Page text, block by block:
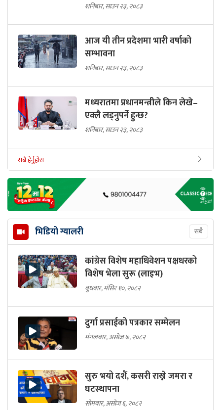
शनिबार, साउन २३, २०८३
आज यी तीन प्रदेशमा भारी वर्षाको
सम्भावना
शनिबार, साउन २३, २०८३
मध्यरातमा प्रधानमन्त्रीले किन लेखे–
एक्लै लड्नुपर्ने हुन्छ?
शनिबार, साउन २३, २०८३
सबै हेर्नुहोस
भिडियो ग्यालरी सबै
कांग्रेस विशेष महाधिवेशन पक्षधरको
विशेष भेला सुरू (लाइभ)
बुधबार, मंसिर १०, २०८२
दुर्गा प्रसाईको पत्रकार सम्मेलन
मंगलबार, असोज ७, २०८२
सुरु भयो दशैं, कसरी राख्ने जमरा र
घटस्थापना
सोमबार, असोज ६, २०८२